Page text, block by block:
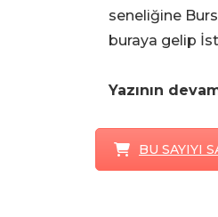
seneliğine
buraya gelip
Yazının
BU SAYIYI